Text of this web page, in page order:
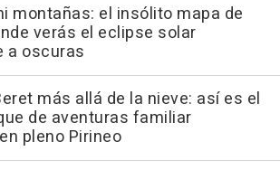
montañas: el insólito mapa de
verás el eclipse solar
a oscuras
más allá de la nieve: así es el
de aventuras familiar
pleno Pirineo